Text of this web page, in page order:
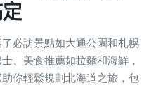
必訪景點如大通公園和札幌
、美食推薦如拉麵和海鮮，
你輕鬆規劃北海道之旅，包